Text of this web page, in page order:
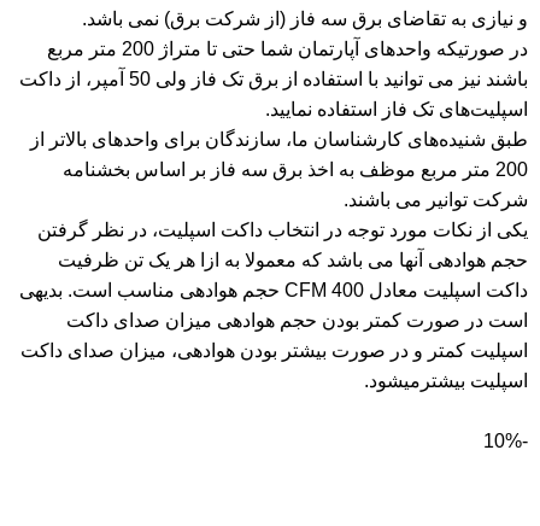
و نیازی به تقاضای برق سه فاز (از شرکت برق) نمی باشد.
در صورتیکه واحدهای آپارتمان شما حتی تا متراژ 200 متر مربع
باشند نیز می توانید با استفاده از برق تک فاز ولی 50 آمپر، از داکت
اسپلیت‌های تک فاز استفاده نمایید.
طبق شنیده‌های کارشناسان ما، سازندگان برای واحدهای بالاتر از
200 متر مربع موظف به اخذ برق سه فاز بر اساس بخشنامه
شرکت توانیر می باشند.
یکی از نکات مورد توجه در انتخاب داکت اسپلیت‌، در نظر گرفتن
حجم هوادهی آنها می باشد که معمولا به ازا هر یک تن ظرفیت
داکت اسپلیت معادل CFM 400 حجم هوادهی مناسب است. بدیهی
است در صورت کمتر بودن حجم هوادهی میزان صدای داکت
اسپلیت کمتر و در صورت بیشتر بودن هوادهی، میزان صدای داکت
اسپلیت بیشترمیشود.
-10%